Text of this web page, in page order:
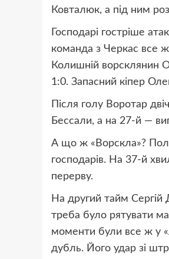
Ковталюк, а під ним
Господарі гостріше
команда з Черкас все ж
Колишній ворсклянин
1:0. Запасний кіпер
Після голу Воротар
Бессали, а на 27-й —
А що ж «Ворскла»?
господарів. На 37-й
перерву.
На другий тайм
треба було рятувати
моменти були все ж у
дубль. Його удар зі